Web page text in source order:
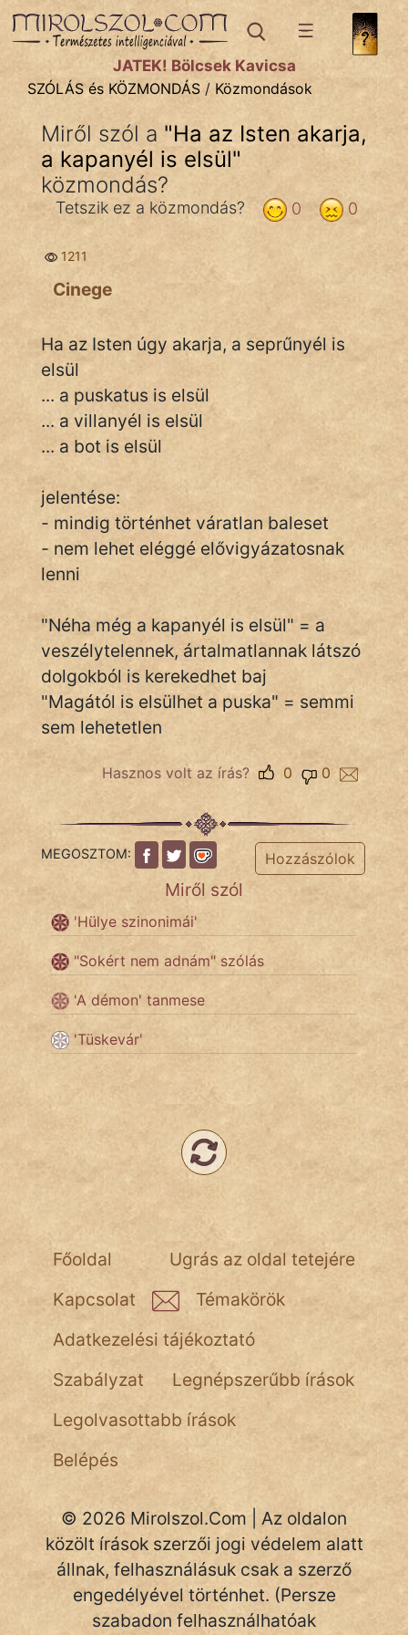
SZÓLÁS ÉS KÖZMONDÁStémák:
Bibliai
Közmondások
Rímelő
Szólások
Tréfás
KÖZMONDÁS
ZENE
FILM
ÉLETMÓD
Népszerű szerzőink:
cinege
fantom
Hunor
Jób Gedeon
vörös ördög
NapHold
pszichopati
Hoffer Botond
JÁTÉK! Bölcsek Kavicsa
SZÓLÁS és KÖZMONDÁS / Közmondások
Miről szól a "Ha az Isten akarja,
a kapanyél is elsül"
közmondás?
0
0
Tetszik ez a közmondás?
1211
Cinege
Ha az Isten úgy akarja, a seprűnyél is
elsül
... a puskatus is elsül
... a villanyél is elsül
... a bot is elsül
jelentése:
- mindig történhet váratlan baleset
- nem lehet eléggé elővigyázatosnak
lenni
"Néha még a kapanyél is elsül" = a
veszélytelennek, ártalmatlannak látszó
dolgokból is kerekedhet baj
"Magától is elsülhet a puska" = semmi
sem lehetetlen
Hasznos volt az írás? 0
0
MEGOSZTOM: Hozzászólok
Miről szól
'Hülye szinonimái'
"Sokért nem adnám" szólás
'A démon' tanmese
'Tüskevár'
Ugrás az oldal tetejére
Főoldal
Kapcsolat
Témakörök
Adatkezelési tájékoztató
Szabályzat
Legnépszerűbb írások
Legolvasottabb írások
Belépés
© 2026 Mirolszol.Com | Az oldalon
közölt írások szerzői jogi védelem alatt
állnak, felhasználásuk csak a szerző
engedélyével történhet. (Persze
szabadon felhasználhatóak